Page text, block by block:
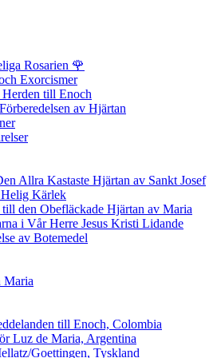
Rosarien 🌹
Exorcismer
Herden till Enoch
av Hjärtan
Allra Kastaste Hjärtan av Sankt Josef
Helig Kärlek
den Obefläckade Hjärtan av Maria
i Vår Herre Jesus Kristi Lidande
av Botemedel
Maria
till Enoch, Colombia
Luz de Maria, Argentina
Goettingen, Tyskland